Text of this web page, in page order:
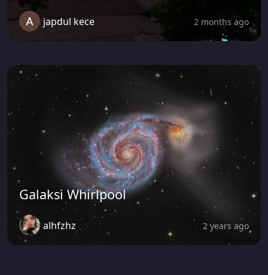
japdul kece 2 months ago
Galaksi Whirlpool
alhfzhz 2 years ago